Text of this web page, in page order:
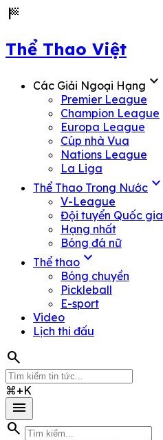
sports_score
Thể Thao Việt
Các Giải Ngoại Hạng expand_more
Premier League
Champion League
Europa League
Cúp nhà Vua
Nations League
La Liga
Thể Thao Trong Nước expand_more
V-League
Đội tuyển Quốc gia
Hạng nhất
Bóng đá nữ
Thể thao expand_more
Bóng chuyền
Pickleball
E-sport
Video
Lịch thi đấu
search
⌘+K
menu
search